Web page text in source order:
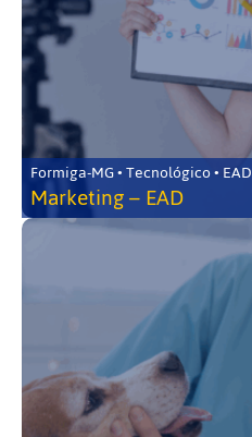
Formiga-MG • Tecnológico • EAD
Marketing – EAD